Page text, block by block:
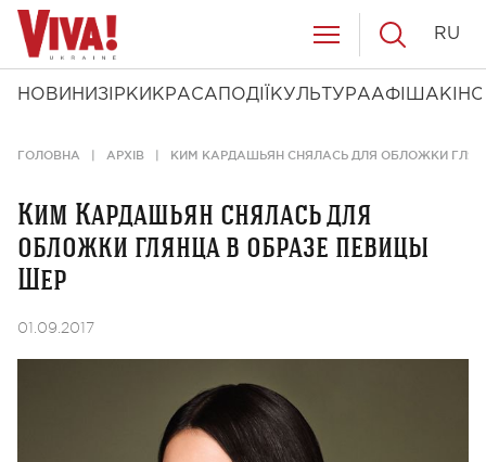
НОВИНИ ЗІРКИ КРАСА ПОДІЇ КУЛЬТУРААФІША КІНО
RU
ГОЛОВНА АРХІВ КИМ КАРДАШЬЯН СНЯЛАСЬ ДЛЯ ОБЛОЖКИ
Ким Кардашьян снялась для
обложки глянца в образе певицы
Шер
01.09.2017